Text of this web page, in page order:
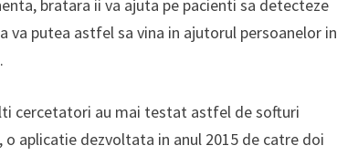
bratara ii va ajuta pe pacienti sa detecteze
va putea astfel sa vina in ajutorul persoanelor in
cercetatori au mai testat astfel de softuri
aplicatie dezvoltata in anul 2015 de catre doi